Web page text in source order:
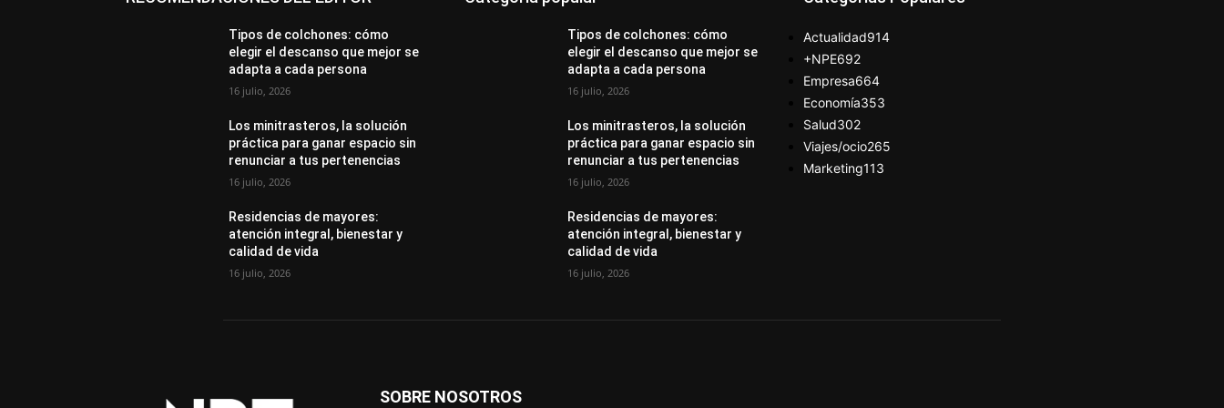
Tipos de colchones: cómo
elegir el descanso que mejor se
adapta a cada persona
16 julio, 2026
Los minitrasteros, la solución
práctica para ganar espacio sin
renunciar a tus pertenencias
16 julio, 2026
Residencias de mayores:
atención integral, bienestar y
calidad de vida
16 julio, 2026
Tipos de colchones: cómo
elegir el descanso que mejor se
adapta a cada persona
16 julio, 2026
Los minitrasteros, la solución
práctica para ganar espacio sin
renunciar a tus pertenencias
16 julio, 2026
Residencias de mayores:
atención integral, bienestar y
calidad de vida
16 julio, 2026
Actualidad914
+NPE692
Empresa664
Economía353
Salud302
Viajes/ocio265
Marketing113
SOBRE NOSOTROS